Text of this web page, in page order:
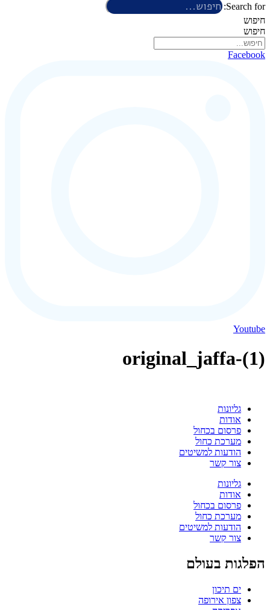
Search for:
חיפוש
חיפוש
Facebook
Youtube
original_jaffa-(1)
גליונות
אודות
פרסום בכחול
מערכת כחול
הודעות למשיטים
צור קשר
גליונות
אודות
פרסום בכחול
מערכת כחול
הודעות למשיטים
צור קשר
הפלגות בעולם
ים תיכון
צפון אירופה